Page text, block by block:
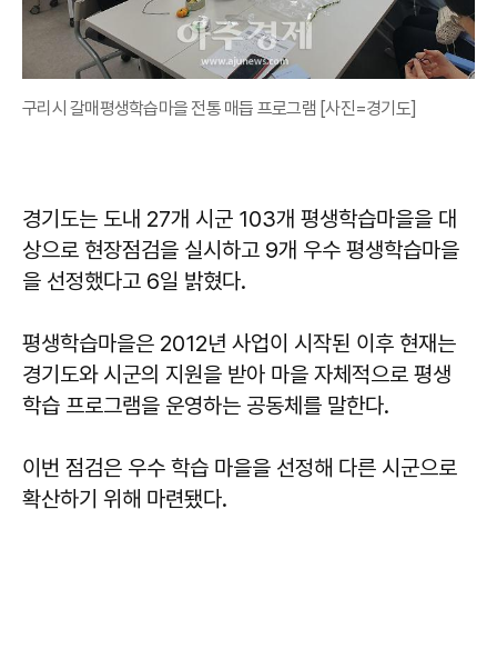
구리시 갈매평생학습마을 전통 매듭 프로그램 [사진=경기도]
경기도는 도내 27개 시군 103개 평생학습마을을 대
상으로 현장점검을 실시하고 9개 우수 평생학습마을
을 선정했다고 6일 밝혔다.
평생학습마을은 2012년 사업이 시작된 이후 현재는
경기도와 시군의 지원을 받아 마을 자체적으로 평생
학습 프로그램을 운영하는 공동체를 말한다.
이번 점검은 우수 학습 마을을 선정해 다른 시군으로
확산하기 위해 마련됐다.